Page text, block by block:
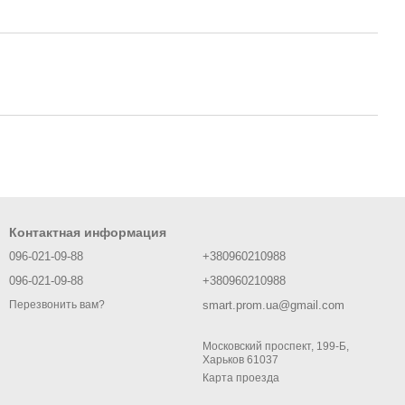
Контактная информация
096-021-09-88
096-021-09-88
Перезвонить вам?
+380960210988
+380960210988
smart.prom.ua@gmail.com
Московский проспект, 199-Б,
Харьков 61037
Карта проезда